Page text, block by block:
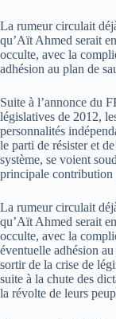
La rumeur circulait
qu’Aït Ahmed serait
occulte, avec la
adhésion au plan de
Suite à l’annonce du
législatives de 2012,
personnalités
le parti de résister et
système, se voient
principale contribution
La rumeur circulait
qu’Aït Ahmed serait
occulte, avec la
éventuelle adhésion
sortir de la crise de
suite à la chute des
la révolte de leurs